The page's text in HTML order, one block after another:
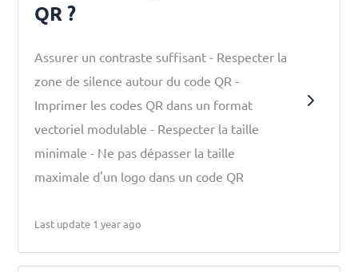
QR ?
Assurer un contraste suffisant - Respecter la
zone de silence autour du code QR -
Imprimer les codes QR dans un format
vectoriel modulable - Respecter la taille
minimale - Ne pas dépasser la taille
maximale d'un logo dans un code QR
Last update 1 year ago